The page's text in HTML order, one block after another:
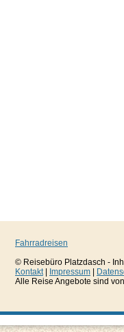
Fahrradreisen
© Reisebüro Platzdasch -
Kontakt| Impressum
Alle Reise Angebote sind